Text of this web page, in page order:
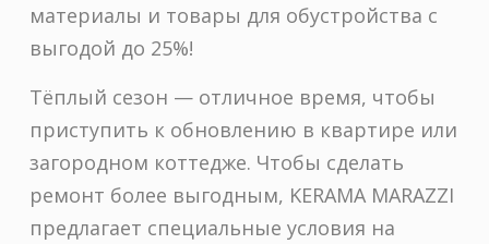
материалы и товары для обустройства с
выгодой до 25%!
Тёплый сезон — отличное время, чтобы
приступить к обновлению в квартире или
загородном коттедже. Чтобы сделать
ремонт более выгодным, KERAMA MARAZZI
предлагает специальные условия на